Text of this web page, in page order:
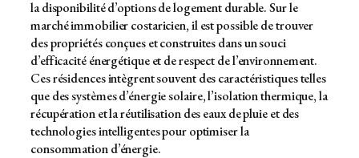
la disponibilité d’options de logement durable. Sur le
marché immobilier costaricien, il est possible de trouver
des propriétés conçues et construites dans un souci
d’efficacité énergétique et de respect de l’environnement.
Ces résidences intègrent souvent des caractéristiques telles
que des systèmes d’énergie solaire, l’isolation thermique, la
récupération et la réutilisation des eaux de pluie et des
technologies intelligentes pour optimiser la
consommation d’énergie.